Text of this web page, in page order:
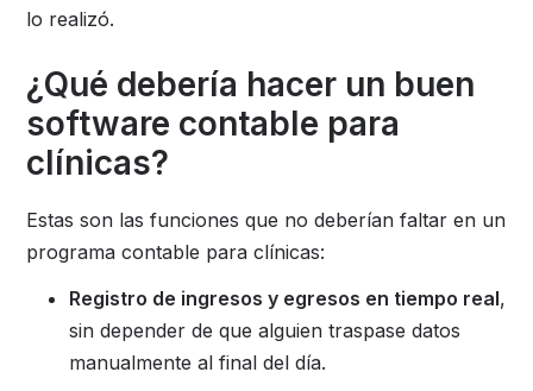
lo realizó.
¿Qué debería hacer un buen
software contable para
clínicas?
Estas son las funciones que no deberían faltar en un
programa contable para clínicas:
Registro de ingresos y egresos en tiempo real,
sin depender de que alguien traspase datos
manualmente al final del día.